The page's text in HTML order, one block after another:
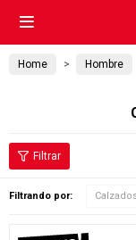

Home Hombre
Filtrando por: